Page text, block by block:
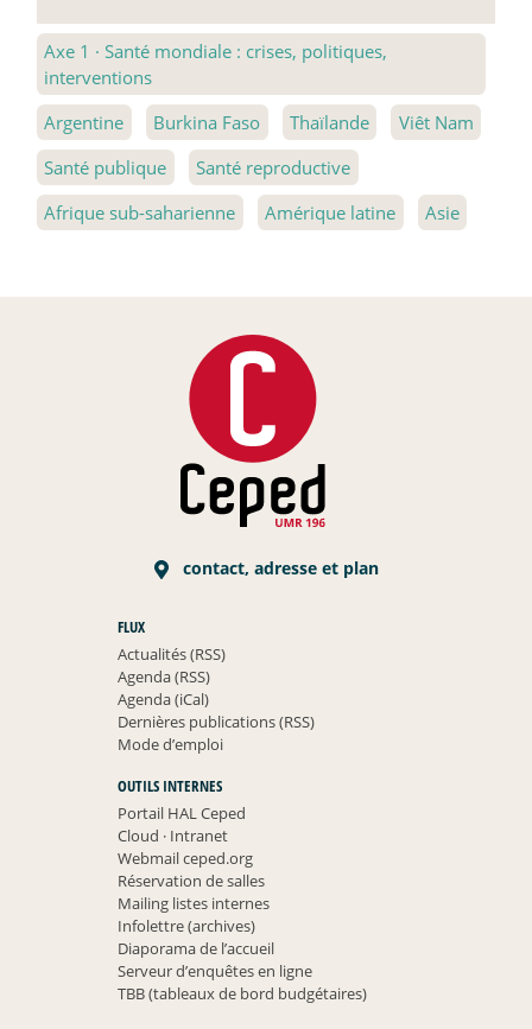
Axe 1 · Santé mondiale : crises, politiques,
interventions
Argentine
Burkina Faso Thaïlande
Viêt Nam
Santé publique
Santé reproductive
Afrique sub-saharienne
Amérique latine Asie
contact, adresse et plan
FLUX
Actualités (RSS)
Agenda (RSS)
Agenda (iCal)
Dernières publications (RSS)
Mode d’emploi
OUTILS INTERNES
Portail HAL Ceped
Cloud ·Intranet
Webmail ceped.org
Réservation de salles
Mailing listes internes
Infolettre (archives)
Diaporama de l’accueil
Serveur d’enquêtes en ligne
TBB (tableaux de bord budgétaires)